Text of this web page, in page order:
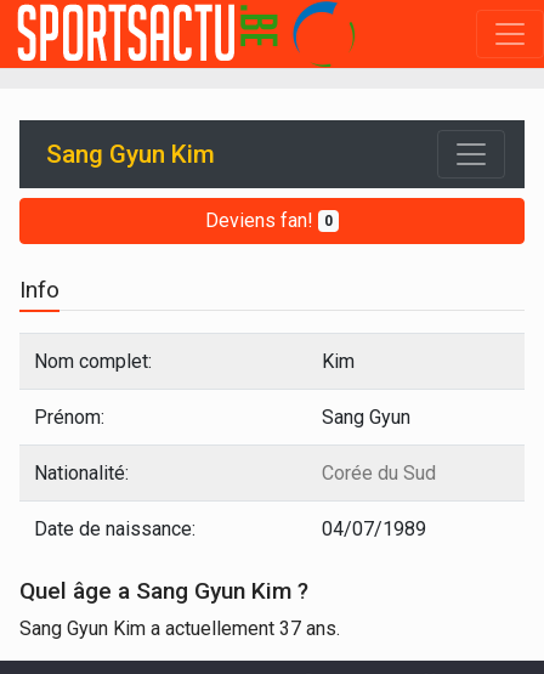
Sang Gyun Kim
Deviens fan! 0
Info
Nom complet: Kim
Prénom: Sang Gyun
Nationalité: Corée du Sud
Date de naissance: 04/07/1989
Quel âge a Sang Gyun Kim ?
Sang Gyun Kim a actuellement 37 ans.